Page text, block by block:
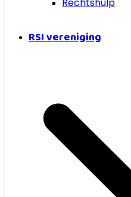
RSI vereniging